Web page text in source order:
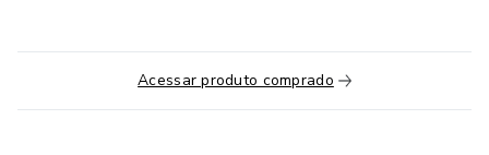
Acessar produto comprado